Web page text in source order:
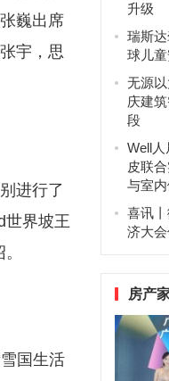
巍出席
宇，思
进行了
世界坡王
国生活
升级
瑞斯
球儿
无源
庆建
段
Well
皮联
与室
喜讯
济大
房产